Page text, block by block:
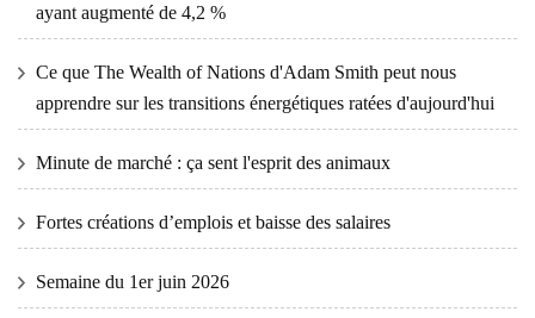
ayant augmenté de 4,2 %
Ce que The Wealth of Nations d'Adam Smith peut nous
apprendre sur les transitions énergétiques ratées d'aujourd'hui
Minute de marché : ça sent l'esprit des animaux
Fortes créations d’emplois et baisse des salaires
Semaine du 1er juin 2026